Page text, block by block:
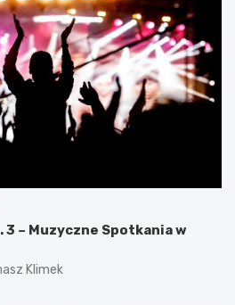
– Muzyczne Spotkania w
Klimek